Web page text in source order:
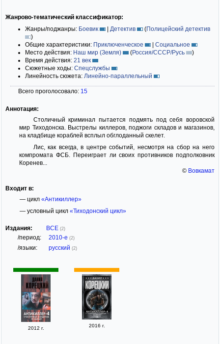
Жанрово-тематический классификатор:
Жанры/поджанры: Боевик | Детектив (Полицейский детектив
)
Общие характеристики: Приключенческое | Социальное
Место действия: Наш мир (Земля) (Россия/СССР/Русь
)
Время действия: 21 век
Сюжетные ходы: Спецслужбы
Линейность сюжета: Линейно-параллельный
Всего проголосовало: 15
Аннотация:
Столичный криминал пытается подмять под себя воровской
мир Тиходонска. Выстрелы киллеров, поджоги складов и магазинов,
на кладбище кораблей всплыл обглоданный скелет.
Лис, как всегда, в центре событий, несмотря на сбор на него
компромата ФСБ. Переиграет ли своих противников подполковник
Коренев...
© Вовкамат
Входит в:
— цикл «Антикиллер»
— условный цикл «Тиходонский цикл»
Издания: ВСЕ (2)
/период: 2010-е (2)
/языки: русский (2)
2012 г. 2016 г.